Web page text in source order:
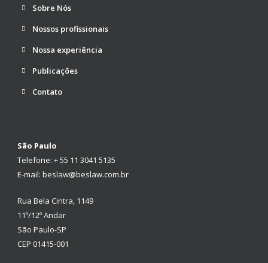
Sobre Nós
Nossos profissionais
Nossa experiência
Publicações
Contato
São Paulo
Telefone: + 55 11 3041 5135
E-mail: beslaw@beslaw.com.br
Rua Bela Cintra, 1149
11º/12º Andar
São Paulo-SP
CEP 01415-001